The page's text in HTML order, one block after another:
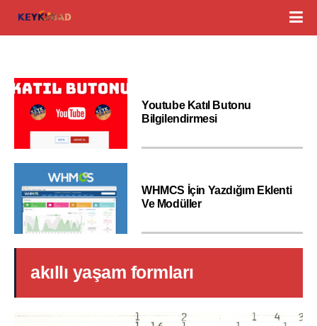
Youtube Katıl Butonu
Bilgilendirmesi
WHMCS İçin Yazdığım Eklenti
Ve Modüller
akıllı yaşam formları